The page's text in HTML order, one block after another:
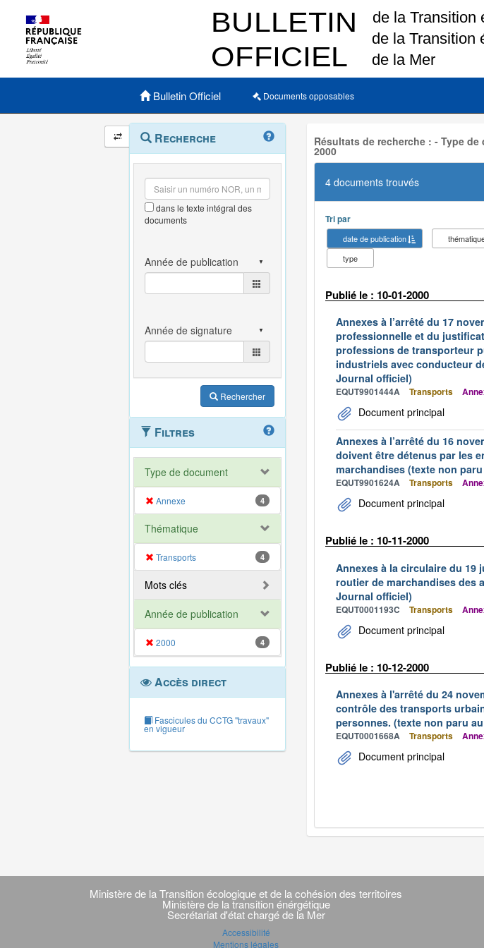
Menu principal
Bulletin Officiel Documents opposables
Navigation
et
outils
annexes
Menu
contextuel
Recherche
dans le texte intégral des
documents
Rechercher
Filtres
Type de document
Annexe 4
Thématique
Transports 4
Mots clés
Année de publication
2000 4
Accès direct
Fascicules du CCTG "travaux"
en vigueur
Résultats de recherche : - Type
2000
4 documents trouvés
Tri par
date de publication
type
Publié le : 10-01-2000
Annexes à l’arrêté du 17
professionnelle et du
professions de transporteur
industriels avec conducteur
Journal officiel)
EQUT9901444A Transports
Document principal
Annexes à l’arrêté du 16
doivent être détenus par les
marchandises (texte non
EQUT9901624A Transports
Document principal
Publié le : 10-11-2000
Annexes à la circulaire du 19
routier de marchandises des
Journal officiel)
EQUT0001193C Transports
Document principal
Publié le : 10-12-2000
Annexes à l'arrêté du 24
contrôle des transports
personnes. (texte non paru
EQUT0001668A Transports
Document principal
Navigation
transverseMinistère de la Transition écologique et de la cohésion des territoires
Ministère de la transition énérgétique
Secrétariat d'état chargé de la Mer
Accessibilité
Mentions légales